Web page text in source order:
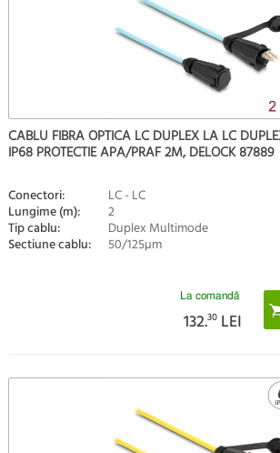
CABLU FIBRA OPTICA LC DUPLEX LA LC
IP68 PROTECTIE APA/PRAF 2M, DELOCK 87889
Conectori: LC - LC
Lungime (m): 2
Tip cablu: Duplex Multimode
Sectiune cablu: 50/125µm
La comandă
132.30 LEI